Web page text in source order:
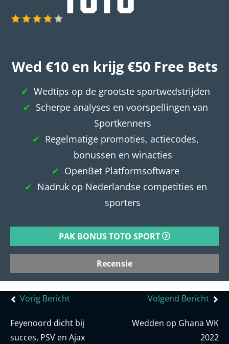
Wed €10 en krijg €50 Free Bets
Wedtips op de grootste sportwedstrijden
Scherpe analyses en voorspellingen van
Sportkenners
Regelmatige promoties, actiecodes,
bonussen en winacties
OpenBet Platformsoftware
Nadruk op Nederlandse competities en
sporters
PAK BONUS TOTO SPORT
Recensie
Bericht
Vorig Bericht
Feyenoord dicht bij
succes, PSV en Ajax
Volgend Bericht
Wedden op Ghana WK
2022